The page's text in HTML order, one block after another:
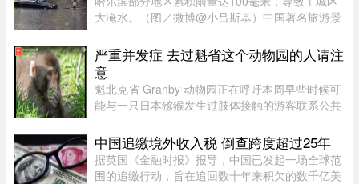
大淹水。（图／微博@小吕斯基）中国著名旅游景
雨量达100毫米，导致主城区大淹水。游客最爱逛
的中央大街，也积水严重。民众 ...
严重并发症 去过魁省这个动物园的人请注
意
魁北克省 Granby 动物园正在呼吁本周早些时候可
能与一只日本猕猴发生过肢体接触的游客联系公共
伤。猕猴可能会携带 B 型疱疹病毒（Herpes B
virus）。这种病毒在人体内极 ...
中国追缴境外收入税 倒查跨度超过25年
据英国《金融时报》报导，中国已发起一场全球范
围的追缴行动，旨在追回数十年来积欠的数千亿美